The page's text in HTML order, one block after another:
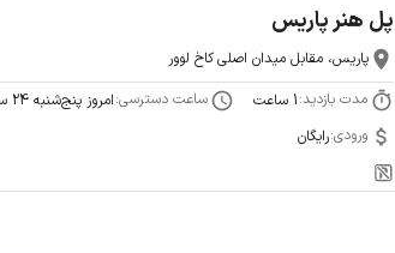
پل هنر پاریس
پاریس، مقابل میدان اصلی کاخ لوور
مدت بازدید:1 ساعت ساعت دسترسی:امروز پنج‌شنبه 24 ساعته
ورودی:رایگان